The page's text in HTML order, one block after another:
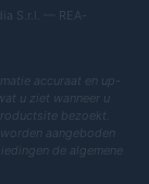
S.r.l. — REA-
accuraat en up-
u ziet wanneer u
bezoekt.
aangeboden
de algemene